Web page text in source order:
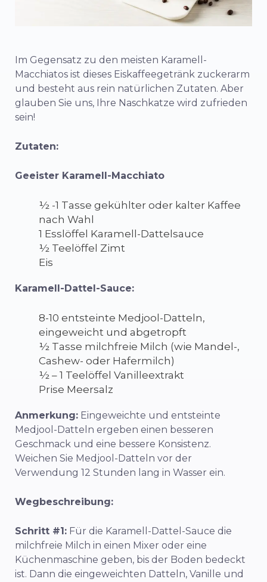
Im Gegensatz zu den meisten Karamell-
Macchiatos ist dieses Eiskaffeegetränk zuckerarm
und besteht aus rein natürlichen Zutaten. Aber
glauben Sie uns, Ihre Naschkatze wird zufrieden
sein!
Zutaten:
Geeister Karamell-Macchiato
½ -1 Tasse gekühlter oder kalter Kaffee
nach Wahl
1 Esslöffel Karamell-Dattelsauce
½ Teelöffel Zimt
Eis
Karamell-Dattel-Sauce:
8-10 entsteinte Medjool-Datteln,
eingeweicht und abgetropft
½ Tasse milchfreie Milch (wie Mandel-,
Cashew- oder Hafermilch)
½ – 1 Teelöffel Vanilleextrakt
Prise Meersalz
Anmerkung: Eingeweichte und entsteinte
Medjool-Datteln ergeben einen besseren
Geschmack und eine bessere Konsistenz.
Weichen Sie Medjool-Datteln vor der
Verwendung 12 Stunden lang in Wasser ein.
Wegbeschreibung:
Schritt #1: Für die Karamell-Dattel-Sauce die
milchfreie Milch in einen Mixer oder eine
Küchenmaschine geben, bis der Boden bedeckt
ist. Dann die eingeweichten Datteln, Vanille und